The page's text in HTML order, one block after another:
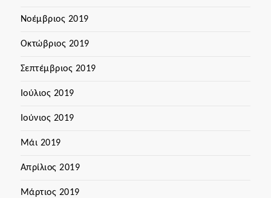
Νοέμβριος 2019
Οκτώβριος 2019
Σεπτέμβριος 2019
Ιούλιος 2019
Ιούνιος 2019
Μάι 2019
Απρίλιος 2019
Μάρτιος 2019